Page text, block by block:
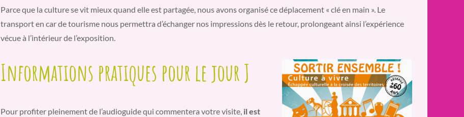
Parce que la culture se vit mieux quand elle est partagée, nous avons organisé ce déplacement « clé en main ». Le
transport en car de tourisme nous permettra d’échanger nos impressions dès le retour, prolongeant ainsi l’expérience
vécue à l’intérieur de l’exposition.
Informations pratiques pour le jour J
Pour profiter pleinement de l’audioguide qui commentera votre visite, il est